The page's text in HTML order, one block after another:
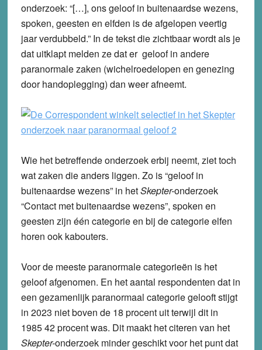
onderzoek: “[…], ons geloof in buitenaardse wezens,
spoken, geesten en elfden is de afgelopen veertig
jaar verdubbeld.” In de tekst die zichtbaar wordt als je
dat uitklapt melden ze dat er geloof in andere
paranormale zaken (wichelroedelopen en genezing
door handoplegging) dan weer afneemt.
Wie het betreffende onderzoek erbij neemt, ziet toch
wat zaken die anders liggen. Zo is “geloof in
buitenaardse wezens” in hetSkepter-onderzoek
“Contact met buitenaardse wezens”, spoken en
geesten zijn één categorie en bij de categorie elfen
horen ook kabouters.
Voor de meeste paranormale categorieën is het
geloof afgenomen. En het aantal respondenten dat in
een gezamenlijk paranormaal categorie gelooft stijgt
in 2023 niet boven de 18 procent uit terwijl dit in
1985 42 procent was. Dit maakt het citeren van het
Skepter-onderzoek minder geschikt voor het punt dat